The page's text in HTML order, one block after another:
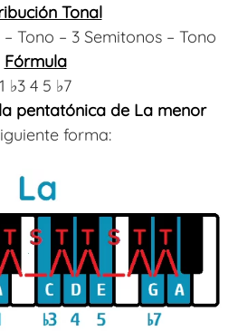
Tonal
Tono – 3 Semitonos – Tono
Fórmula
1 ♭3 4 5 ♭7
pentatónica de La menor
forma: